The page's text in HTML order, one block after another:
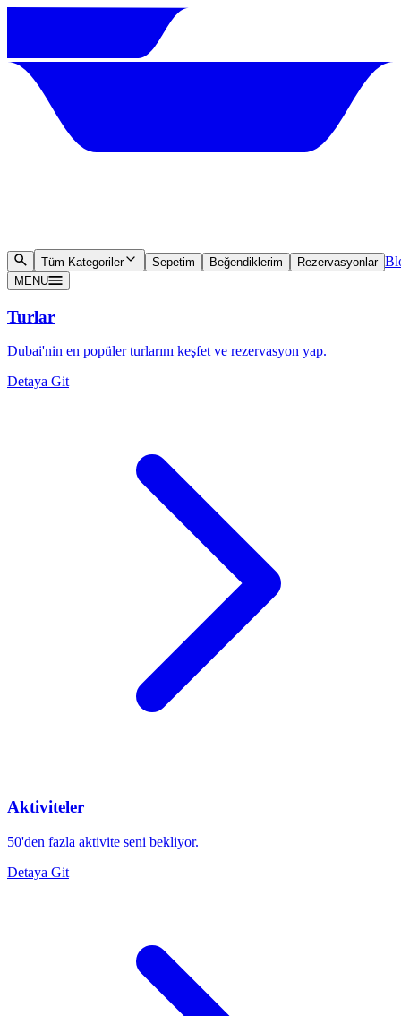
Tüm Kategoriler Sepetim Beğendiklerim Rezervasyonlar
MENU
Turlar
Dubai'nin en popüler turlarını keşfet ve rezervasyon yap.
Detaya Git
Aktiviteler
50'den fazla aktivite seni bekliyor.
Detaya Git